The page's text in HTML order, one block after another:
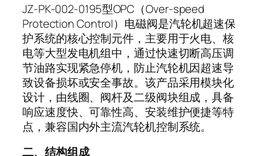
JZ-PK-002-0195型OPC （Over-speed
Protection Control）电磁阀是汽轮机超速保
护系统的核心控制元件，主要用于火电、核
电等大型发电机组中，通过快速切断高压调
节油路实现紧急停机，防止汽轮机因超速导
致设备损坏或安全事故。该产品采用模块化
设计，由线圈、阀杆及二级阀块组成，具备
响应速度快、可靠性高、安装维护便捷等特
点，兼容国内外主流汽轮机控制系统。
二、结构组成